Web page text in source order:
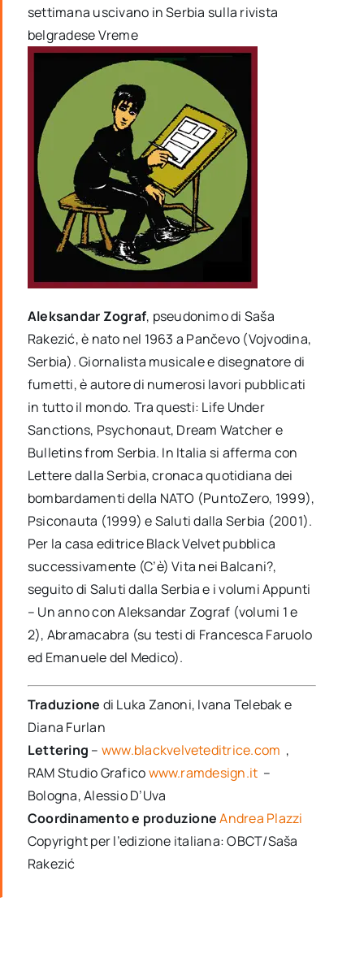
settimana uscivano in Serbia sulla rivista
belgradese Vreme
Aleksandar Zograf, pseudonimo di Saša
Rakezić, è nato nel 1963 a Pančevo (Vojvodina,
Serbia). Giornalista musicale e disegnatore di
fumetti, è autore di numerosi lavori pubblicati
in tutto il mondo. Tra questi: Life Under
Sanctions, Psychonaut, Dream Watcher e
Bulletins from Serbia. In Italia si afferma con
Lettere dalla Serbia, cronaca quotidiana dei
bombardamenti della NATO (PuntoZero, 1999),
Psiconauta (1999) e Saluti dalla Serbia (2001).
Per la casa editrice Black Velvet pubblica
successivamente (C’è) Vita nei Balcani?,
seguito di Saluti dalla Serbia e i volumi Appunti
– Un anno con Aleksandar Zograf (volumi 1 e
2), Abramacabra (su testi di Francesca Faruolo
ed Emanuele del Medico).
Traduzione di Luka Zanoni, Ivana Telebak e
Diana Furlan
Lettering – www.blackvelveteditrice.com ,
RAM Studio Graficowww.ramdesign.it –
Bologna, Alessio D’Uva
Coordinamento e produzione Andrea Plazzi
Copyright per l’edizione italiana: OBCT/Saša
Rakezić